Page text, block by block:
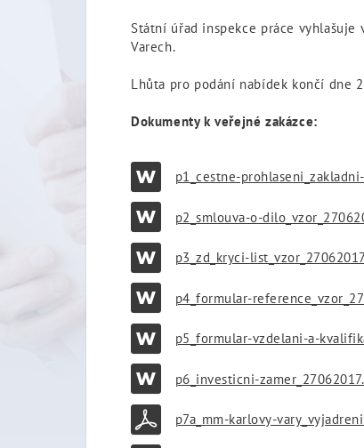
Státní úřad inspekce práce
Varech.
Lhůta pro podání nabídek končí dne
Dokumenty k veřejné zakázce:
p1_cestne-
p2_smlouva-o-
p3_zd_kryci-
p4_formular-
p5_formular-vzdelani-a-
p6_investicni-
p7a_mm-karlovy-